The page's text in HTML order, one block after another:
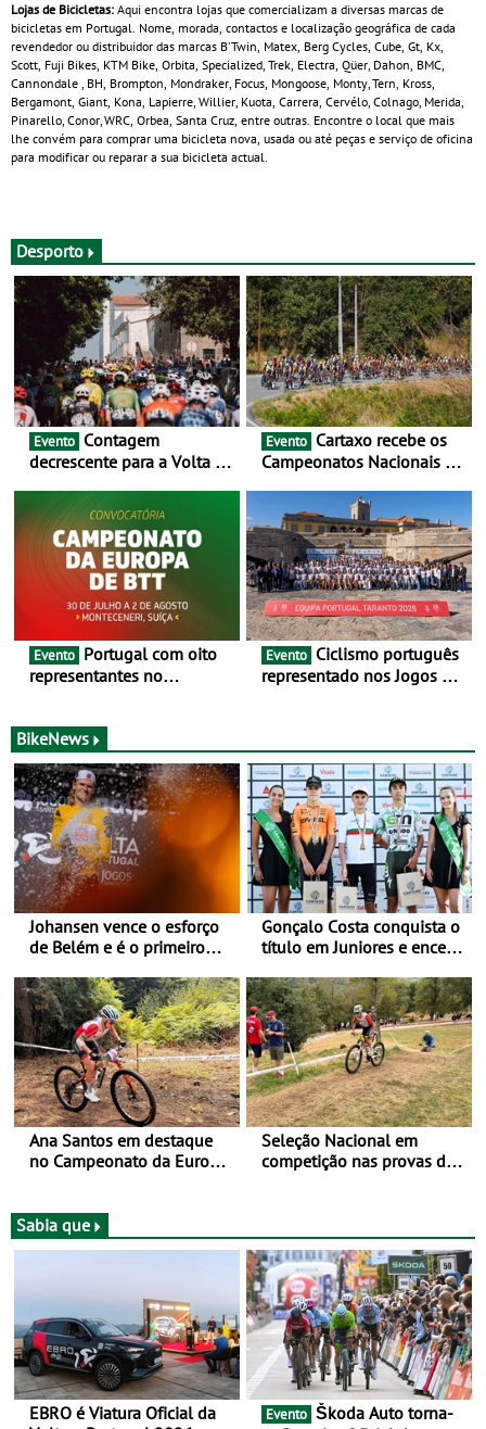
Lojas de Bicicletas: Aqui encontra lojas que comercializam a diversas marcas de
bicicletas em Portugal. Nome, morada, contactos e localização geográfica de cada
revendedor ou distribuidor das marcas B'Twin, Matex, Berg Cycles, Cube, Gt, Kx,
Scott, Fuji Bikes, KTM Bike, Orbita, Specialized, Trek, Electra, Qüer, Dahon, BMC,
Cannondale , BH, Brompton, Mondraker, Focus, Mongoose, Monty, Tern, Kross,
Bergamont, Giant, Kona, Lapierre, Willier, Kuota, Carrera, Cervélo, Colnago, Merida,
Pinarello, Conor, WRC, Orbea, Santa Cruz, entre outras. Encontre o local que mais
lhe convém para comprar uma bicicleta nova, usada ou até peças e serviço de oficina
para modificar ou reparar a sua bicicleta actual.
Desporto
Evento
decrescente para a Volta a
as 17 equipas de 2026
Evento
Campeonatos Nacionais da
julho e 2 de agosto
Evento
representantes no
de agosto, em
Monteceneri, na Suíça
Evento
representado nos Jogos do
BikeNews
Johansen vence o esforço
de Belém e é o primeiro
a Portugal - Prova decorre
entre 5 e 16 de Agosto
Gonçalo Costa conquista o
título em Juniores e encerra
no Cartaxo
Ana Santos em destaque
no Campeonato da Europa
Seleção Nacional em
competição nas provas de
Sabia que
EBRO é Viatura Oficial da
Evento